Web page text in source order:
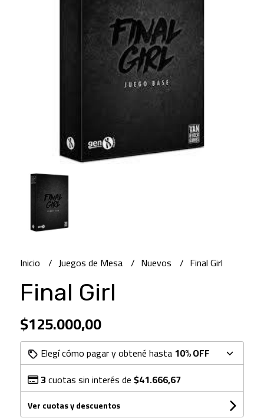
Inicio Juegos de Mesa Nuevos Final Girl
Final Girl
$125.000,00
Elegí cómo pagar y obtené hasta 10% OFF
3cuotas sin interés de$41.666,67
Ver cuotas y descuentos